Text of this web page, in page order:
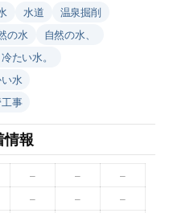
水道
温泉掘削
の水
自然の水、
たい水。
水
事
情報
– –
–
– – –